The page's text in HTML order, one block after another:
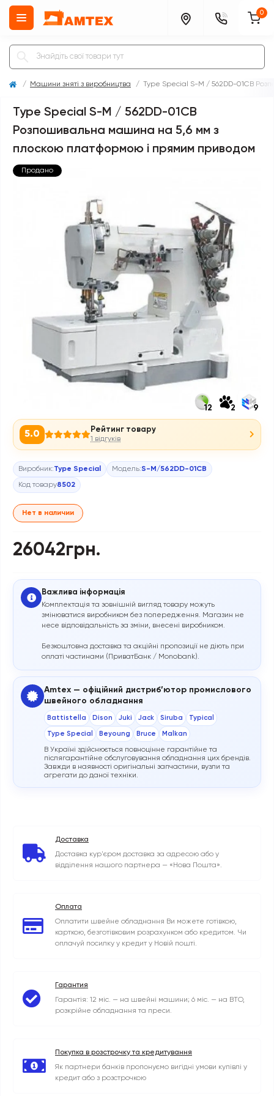
0
Машини зняті з виробництва Type Special S-M / 562DD-01CB
Type Special S-M / 562DD-01CB
Розпошивальна машина на 5,6 мм з
плоскою платформою і прямим приводом
Продано
12 2 9
5.0 Рейтинг товару
1 відгуків
Виробник:Type Special Модель:S-M/562DD-01CB
Код товару8502
Нет в наличии
26042грн.
Важлива інформація
Комплектація та зовнішній вигляд товару можуть
змінюватися виробником без попередження. Магазин не
несе відповідальність за зміни, внесені виробником.
Безкоштовна доставка та акційні пропозиції не діють при
оплаті частинами (ПриватБанк / Monobank).
Amtex — офіційний дистриб’ютор промислового
швейного обладнання
Battistella Dison Juki Jack Siruba Typical
Type Special Beyoung Bruce Malkan
В Україні здійснюється повноцінне гарантійне та
післягарантійне обслуговування обладнання цих брендів.
Завжди в наявності оригінальні запчастини, вузли та
агрегати до даної техніки.
Доставка
Доставка кур'єром доставка за адресою або у
відділення нашого партнера — «Нова Пошта».
Оплата
Оплатити швейне обладнання Ви можете готівкою,
карткою, безготівковим розрахунком або кредитом. Чи
оплачуй посилку у кредит у Новій пошті.
Гарантия
Гарантія: 12 міс. — на швейні машини; 6 міс. — на ВТО,
розкрійне обладнання та преси.
Покупка в розстрочку та кредитування
Як партнери банків пропонуємо вигідні умови купівлі у
кредит або з розстрочкою